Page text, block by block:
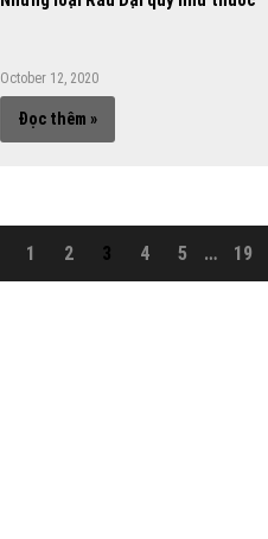
October 12, 2020
Đọc thêm »
1 2 3 4 5 … 19